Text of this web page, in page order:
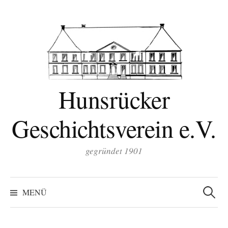
Hunsrücker
Geschichtsverein e.V.
gegründet 1901
MENÜ
Suchen
nach: